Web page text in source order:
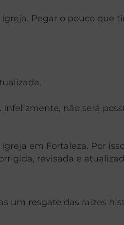
Pegar o pouco que
não será
em Fortaleza. Por
revisada e
um resgate das raízes